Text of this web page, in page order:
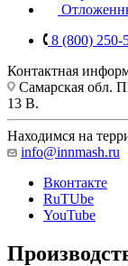
8 (800) 250-
Контактная
Самарская обл.
13 В.
Находимся на
info@innmash.ru
Вконтакте
RuTUbe
YouTube